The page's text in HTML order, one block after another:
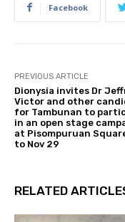
Facebook
PREVIOUS ARTICLE
Dionysia invites Dr
Victor and other
for Tambunan to
in an open stage
at Pisompuruan
to Nov 29
RELATED